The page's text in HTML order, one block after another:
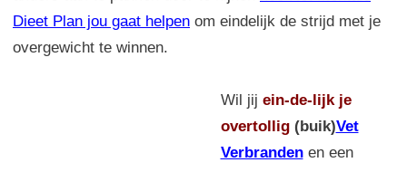
Dieet Plan jou gaat helpen om eindelijk de strijd met je
overgewicht te winnen.
Wil jij ein-de-lijk je
overtollig(buik)Vet
Verbranden en een